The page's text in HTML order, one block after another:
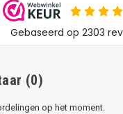
(0)
op het moment.